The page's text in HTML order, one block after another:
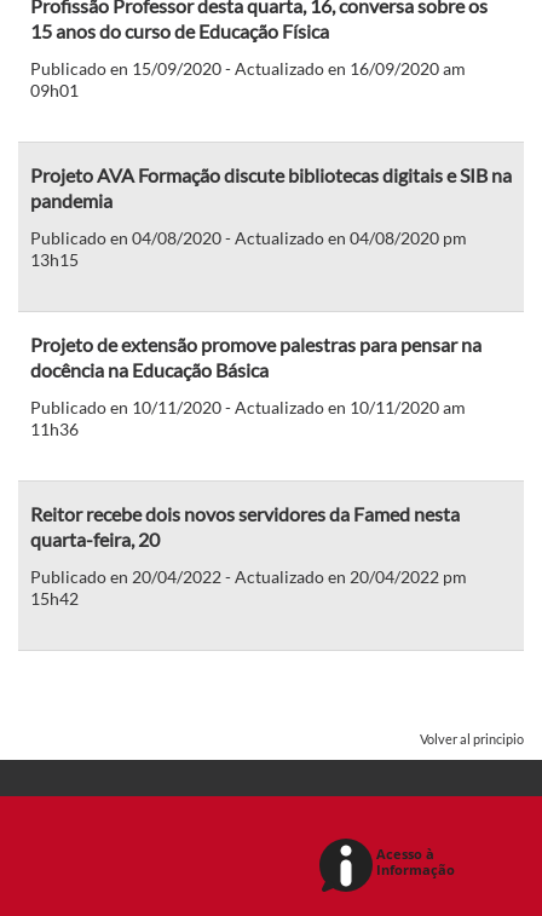
Profissão Professor desta quarta, 16, conversa sobre os
15 anos do curso de Educação Física
Publicado en 15/09/2020 - Actualizado en 16/09/2020 am
09h01
Projeto AVA Formação discute bibliotecas digitais e SIB na
pandemia
Publicado en 04/08/2020 - Actualizado en 04/08/2020 pm
13h15
Projeto de extensão promove palestras para pensar na
docência na Educação Básica
Publicado en 10/11/2020 - Actualizado en 10/11/2020 am
11h36
Reitor recebe dois novos servidores da Famed nesta
quarta-feira, 20
Publicado en 20/04/2022 - Actualizado en 20/04/2022 pm
15h42
Volver al principio